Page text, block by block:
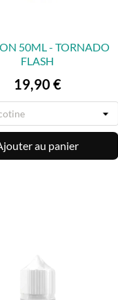
APERÇU RAPIDE
50ML - TORNADO
FLASH
Prix
19,90 €
au panier